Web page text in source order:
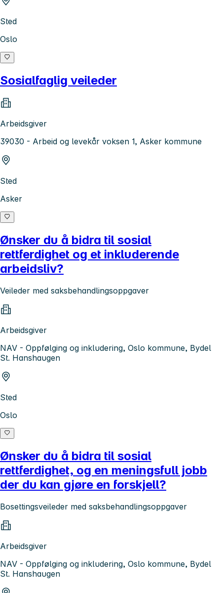
Sted
Oslo
Sosialfaglig veileder
Arbeidsgiver
39030 - Arbeid og levekår voksen 1, Asker kommune
Sted
Asker
Ønsker du å bidra til sosial
rettferdighet og et inkluderende
arbeidsliv?
Veileder med saksbehandlingsoppgaver
Arbeidsgiver
NAV - Oppfølging og inkludering, Oslo kommune, Bydel
St. Hanshaugen
Sted
Oslo
Ønsker du å bidra til sosial
rettferdighet, og en meningsfull jobb
der du kan gjøre en forskjell?
Bosettingsveileder med saksbehandlingsoppgaver
Arbeidsgiver
NAV - Oppfølging og inkludering, Oslo kommune, Bydel
St. Hanshaugen